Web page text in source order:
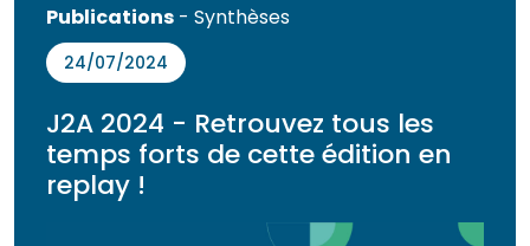
Publications- Synthèses
24/07/2024
J2A 2024 - Retrouvez tous les
temps forts de cette édition en
replay !